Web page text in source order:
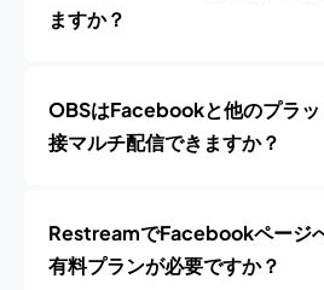
ますか？
OBSはFacebookと他のプラ
接マルチ配信できますか？
RestreamでFacebookページ
有料プランが必要ですか？